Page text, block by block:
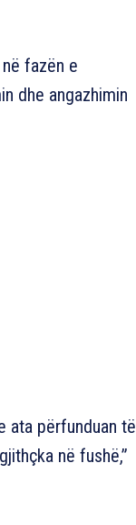
fazën e
dhe angazhimin
ata përfunduan të
në fushë,”